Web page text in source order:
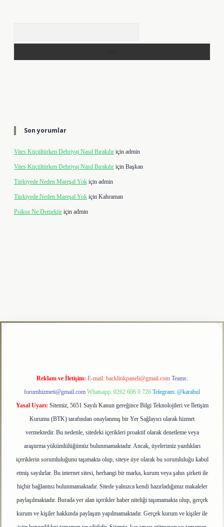
Son yorumlar
Vites Küçültürken Debriyaj Nasıl Bırakılır için admin
Vites Küçültürken Debriyaj Nasıl Bırakılır için Başkan
Türkiyede Neden Mareşal Yok için admin
Türkiyede Neden Mareşal Yok için Kahraman
Psikoz Ne Demektir için admin
adresitulipbet
Reklam ve İletişim: E-mail: backlinkpaneli@gmail.com Teams:
forumhizmeti@gmail.com Whatsapp: 0262 606 0 726 Telegram: @karabul
Yasal Uyarı: Sitemiz, 5651 Sayılı Kanun gereğince Bilgi Teknolojileri ve İletişim
Kurumu (BTK) tarafından onaylanmış bir Yer Sağlayıcı olarak hizmet
vermektedir. Bu nedenle, sitedeki içerikleri proaktif olarak denetleme veya
araştırma yükümlülüğümüz bulunmamaktadır. Ancak, üyelerimiz yazdıkları
içeriklerin sorumluluğunu taşımakta olup, siteye üye olarak bu sorumluluğu kabul
etmiş sayılırlar. Bu internet sitesi, herhangi bir marka, kurum veya şahıs şirketi ile
hiçbir bağlantısı bulunmamaktadır. Sitede yalnızca kendi hazırladığımız makaleler
paylaşılmaktadır. Burada yer alan içerikler haber niteliği taşımamakta olup, gerçek
kurum ve kişiler hakkında paylaşım yapılmamaktadır. Gerçek kurum ve kişiler ile